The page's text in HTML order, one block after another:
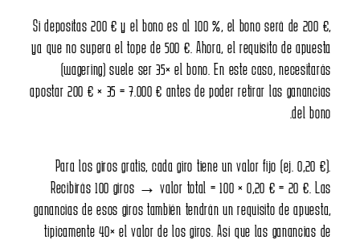
Si depositas 200 € y el
ya que no supera el tope de
(wagering) suele ser
apostar 200 € × 35 = 7.000 €
Para los giros gratis,
Recibirás 100 giros →
ganancias de esos giros
típicamente 40× el valor